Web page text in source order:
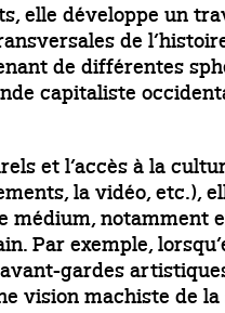
elle développe un
de
de différentes
capitaliste
et l’accès à la
la vidéo, etc.),
médium, notamment
Par exemple,
gardes
vision machiste de la